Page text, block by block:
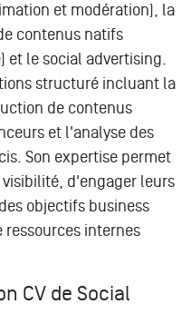
et modération), la
contenus natifs
et le social advertising.
structuré incluant la
de contenus
et l'analyse des
Son expertise permet
d'engager leurs
objectifs business
ressources internes
CV de Social